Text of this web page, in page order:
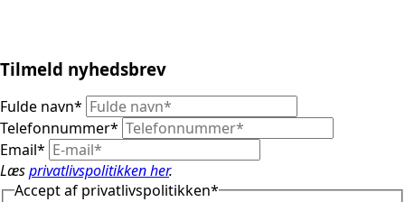
Tilmeld nyhedsbrev
Fulde navn*
Telefonnummer*
Email*
Læsprivatlivspolitikken her.
Accept af privatlivspolitikken*